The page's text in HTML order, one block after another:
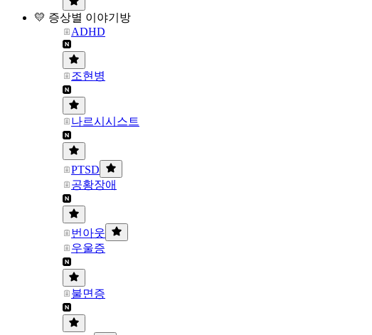
💛 증상별 이야기방
ADHD
조현병
나르시시스트
PTSD
공황장애
번아웃
우울증
불면증